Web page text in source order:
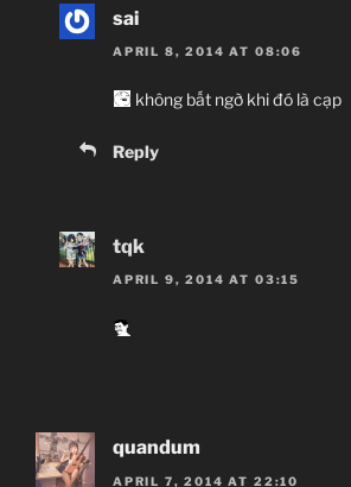
sai
APRIL 8, 2014 AT 08:06
không bất ngờ khi đó là cạp
Reply
tqk
APRIL 9, 2014 AT 03:15
quandum
APRIL 7, 2014 AT 22:10